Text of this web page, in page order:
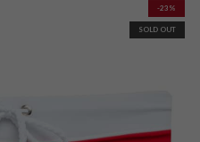
-23%
SOLD OUT